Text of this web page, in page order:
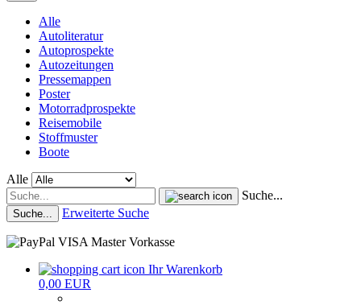
Alle
Autoliteratur
Autoprospekte
Autozeitungen
Pressemappen
Poster
Motorradprospekte
Reisemobile
Stoffmuster
Boote
Alle
Suche...
Suche... Erweiterte Suche
Ihr Warenkorb
0,00 EUR